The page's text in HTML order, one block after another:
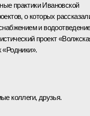
практики Ивановской
о которых
и
проект
«Родники».
коллеги, друзья.